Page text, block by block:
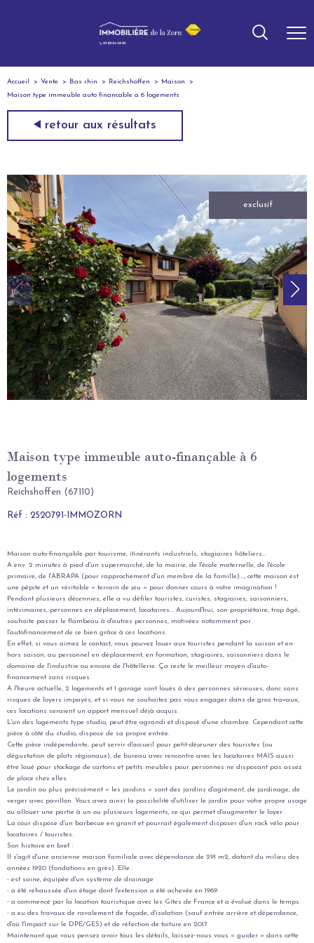
Accueil Vente Bas rhin Reichshoffen Maison
Maison type immeuble auto financable a 6 logements
retour aux résultats
exclusif
Maison type immeuble auto-finançable à 6
logements
Reichshoffen (67110)
Réf : 2520791-IMMOZORN
Maison auto-finançable par tourisme, itinérants industriels, stagiaires hôteliers…
A env. 2 minutes à pied d'un supermarché, de la mairie, de l'école maternelle, de l'école
primaire, de l'ABRAPA (pour rapprochement d'un membre de la famille)..., cette maison est
une pépite et un véritable « terrain de jeu » pour donner cours à votre imagination !
Pendant plusieurs décennies, elle a vu défiler touristes, curistes, stagiaires, saisonniers,
intérimaires, personnes en déplacement, locataires... Aujourd'hui, son propriétaire, trop âgé,
souhaite passer le flambeau à d'autres personnes, motivées notamment par
l'autofinancement de ce bien grâce à ces locations.
En effet, si vous aimez le contact, vous pouvez louer aux touristes pendant la saison et en
hors saison, au personnel en déplacement, en formation, stagiaires, saisonniers dans le
domaine de l'industrie ou encore de l'hôtellerie. Ça reste le meilleur moyen d'auto-
financement sans risques.
A l'heure actuelle, 2 logements et 1 garage sont loués à des personnes sérieuses, donc sans
risques de loyers impayés, et si vous ne souhaitez pas vous engager dans de gros travaux,
ces locations seraient un apport mensuel déjà acquis.
L'un des logements type studio, peut être agrandi et disposé d'une chambre. Cependant cette
pièce à côté du studio, dispose de sa propre entrée.
Cette pièce indépendante, peut servir d'accueil pour petit-déjeuner des touristes (ou
dégustation de plats régionaux), de bureau avec rencontre avec les locataires MAIS aussi
être loué pour stockage de cartons et petits meubles pour personnes ne disposant pas assez
de place chez elles.
Le jardin ou plus précisément « les jardins » sont des jardins d'agrément, de jardinage, de
verger avec pavillon. Vous avez ainsi la possibilité d'utiliser le jardin pour votre propre usage
ou allouer une partie à un ou plusieurs logements, ce qui permet d'augmenter le loyer.
La cour dispose d'un barbecue en granit et pourrait également disposer d'un rack vélo pour
locataires / touristes.
Son histoire en bref :
Il s'agit d'une ancienne maison familiale avec dépendance de 291 m2, datant du milieu des
années 1920 (fondations en grès). Elle :
- est saine, équipée d'un système de drainage
- a été rehaussée d'un étage dont l'extension a été achevée en 1969.
- a commencé par la location touristique avec les Gîtes de France et a évolué dans le temps.
- a eu des travaux de ravalement de façade, d'isolation (sauf entrée arrière et dépendance,
d'où l'impact sur le DPE/GES) et de réfection de toiture en 2017.
Maintenant que vous pensez avoir tous les détails, laissez-nous vous « guider » dans cette